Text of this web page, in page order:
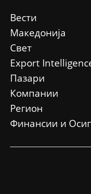
Вести
Македонија
Свет
Еxport
Пазари
Компании
Регион
Финансии и